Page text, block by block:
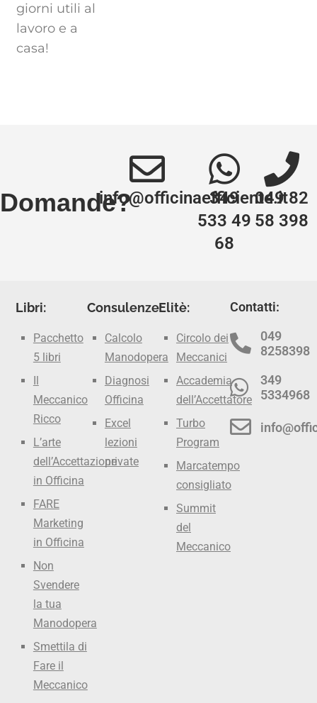
giorni utili al
lavoro e a
casa!
Domande?info@officinaefficiente.it
349
533 49
68
049 82
58 398
Libri:
Pacchetto
5 libri
Il
Meccanico
Ricco
L’arte
dell’Accettazione
in Officina
FARE
Marketing
in Officina
Non
Svendere
la tua
Manodopera
Smettila di
Fare il
Meccanico
Consulenze:
Calcolo
Manodopera
Diagnosi
Officina
Excel
lezioni
private
Elitè:
Circolo dei
Meccanici
Accademia
dell’Accettatore
Turbo
Program
Marcatempo
consigliato
Summit
del
Meccanico
Contatti:
049
8258398
349
5334968